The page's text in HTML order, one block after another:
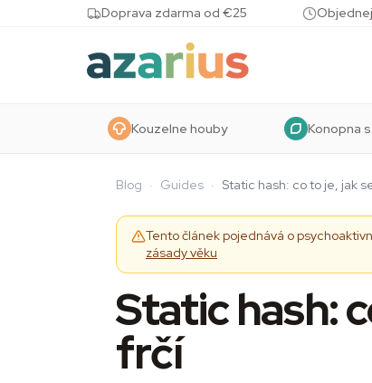
Skip to contentDoprava zdarma od €25
Kouzelne houby Konopna
Blog · Guides · Static hash: co to je, jak
Tento článek pojednává o
zásady věku
Static hash:
frčí